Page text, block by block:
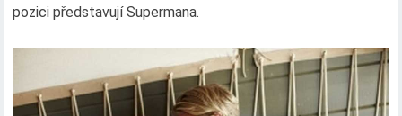
pozici představují Supermana.